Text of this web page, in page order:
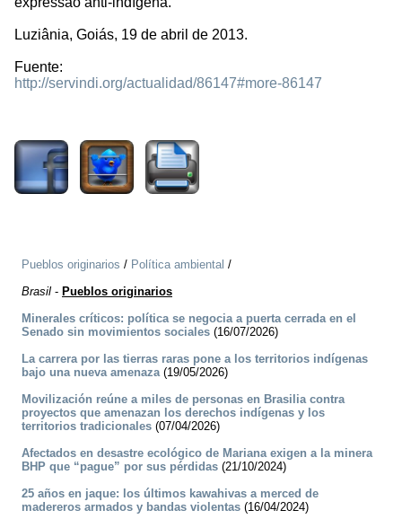
Luziânia, Goiás, 19 de abril de 2013.
Fuente:
http://servindi.org/actualidad/86147#more-86147
Pueblos originarios / Política ambiental /
Brasil - Pueblos originarios
Minerales críticos: política se negocia a puerta cerrada en el
Senado sin movimientos sociales (16/07/2026)
La carrera por las tierras raras pone a los territorios indígenas
bajo una nueva amenaza(19/05/2026)
Movilización reúne a miles de personas en Brasilia contra
proyectos que amenazan los derechos indígenas y los
territorios tradicionales (07/04/2026)
Afectados en desastre ecológico de Mariana exigen a la minera
BHP que “pague” por sus pérdidas (21/10/2024)
25 años en jaque: los últimos kawahivas a merced de
madereros armados y bandas violentas (16/04/2024)